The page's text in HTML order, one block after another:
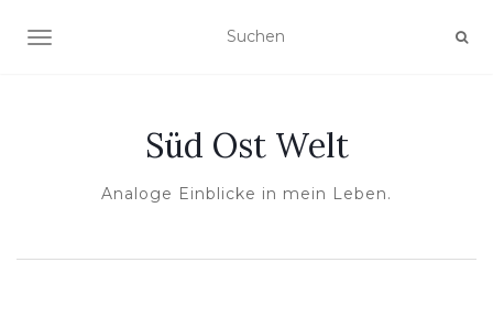
NAVIGATION UMSCHALTEN
Süd Ost Welt
Analoge Einblicke in mein Leben.